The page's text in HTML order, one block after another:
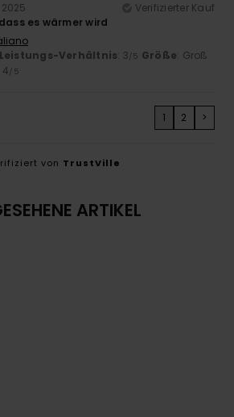
Verifizierter Kauf
es wärmer wird
Verhältnis: 3/5 Größe: Groß
4/5
1 2 >
von TrustVille
ARTIKEL